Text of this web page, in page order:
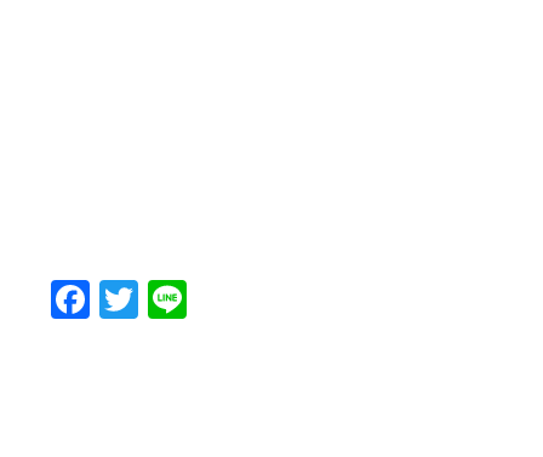
Facebook
Twitter